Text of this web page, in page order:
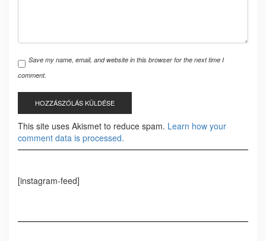
Save my name, email, and website in this browser for the next time I
comment.
This site uses Akismet to reduce spam. Learn how your
comment data is processed.
[instagram-feed]